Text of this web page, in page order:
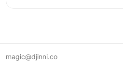
magic@djinni.co